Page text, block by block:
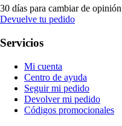
30 días para cambiar de opinión
Devuelve tu pedido
Servicios
Mi cuenta
Centro de ayuda
Seguir mi pedido
Devolver mi pedido
Códigos promocionales